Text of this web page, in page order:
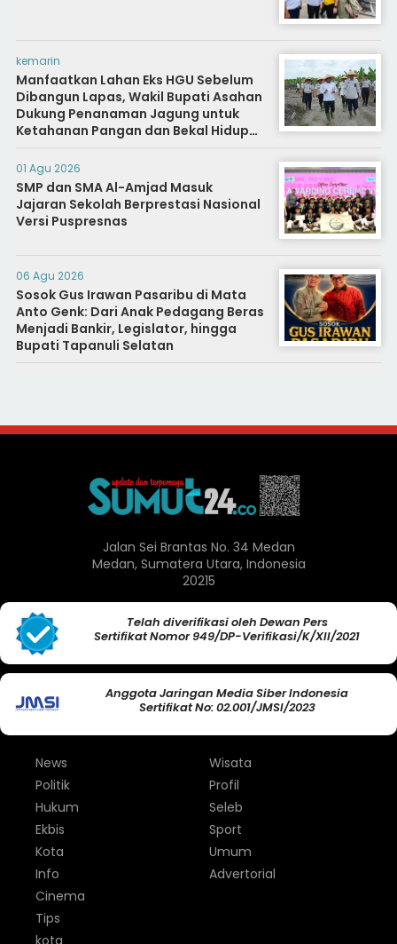
kemarin
Manfaatkan Lahan Eks HGU Sebelum
Dibangun Lapas, Wakil Bupati Asahan
Dukung Penanaman Jagung untuk
Ketahanan Pangan dan Bekal Hidup
Warga Binaan
01 Agu 2026
SMP dan SMA Al-Amjad Masuk
Jajaran Sekolah Berprestasi Nasional
Versi Puspresnas
06 Agu 2026
Sosok Gus Irawan Pasaribu di Mata
Anto Genk: Dari Anak Pedagang Beras
Menjadi Bankir, Legislator, hingga
Bupati Tapanuli Selatan
Jalan Sei Brantas No. 34 Medan
Medan, Sumatera Utara, Indonesia
20215
Telah diverifikasi oleh Dewan Pers
Sertifikat Nomor 949/DP-Verifikasi/K/XII/2021
Anggota Jaringan Media Siber Indonesia
Sertifikat No: 02.001/JMSI/2023
News
Politik
Hukum
Ekbis
Kota
Info
Wisata
Profil
Seleb
Sport
Umum
Advertorial
Cinema
Tips
kota